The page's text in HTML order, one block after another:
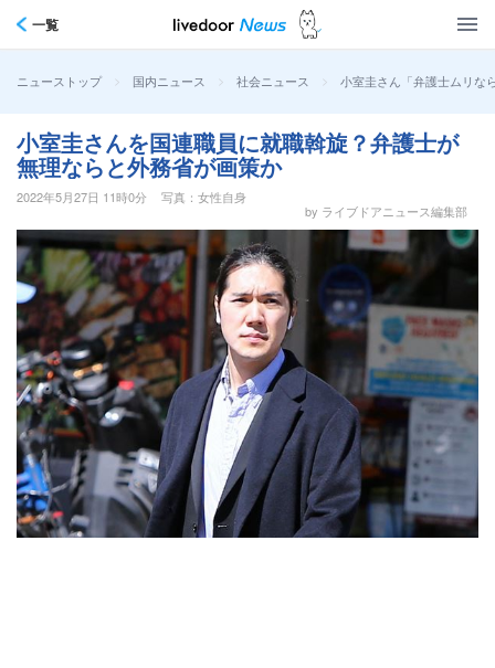
一覧
ニューストップ > 国内ニュース > 社会ニュース > 小室圭さん「弁護士ムリな
小室圭さんを国連職員に就職斡旋？弁護士が
無理ならと外務省が画策か
2022年5月27日 11時0分
写真：女性自身
by ライブドアニュース編集部